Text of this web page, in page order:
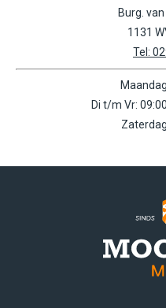
Burg.
1131
Tel:
Di t/m Vr: